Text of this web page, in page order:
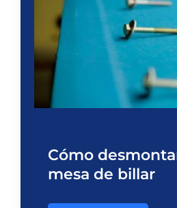
Cómo
mesa de billar